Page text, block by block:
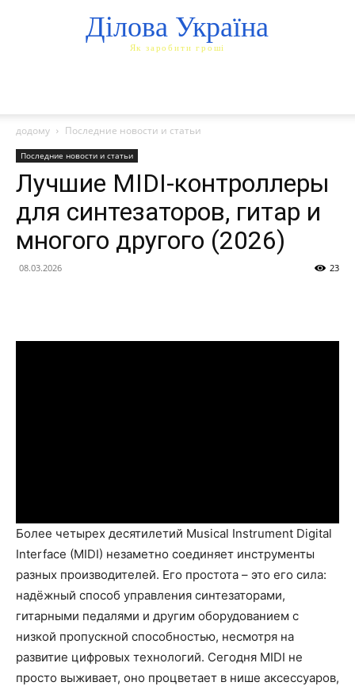
Ділова Україна
Як заробити гроші
додому Последние новости и статьи
Последние новости и статьи
Лучшие MIDI-контроллеры
для синтезаторов, гитар и
многого другого (2026)
08.03.2026 23
Более четырех десятилетий Musical Instrument Digital
Interface (MIDI) незаметно соединяет инструменты
разных производителей. Его простота – это его сила:
надёжный способ управления синтезаторами,
гитарными педалями и другим оборудованием с
низкой пропускной способностью, несмотря на
развитие цифровых технологий. Сегодня MIDI не
просто выживает, оно процветает в нише аксессуаров,